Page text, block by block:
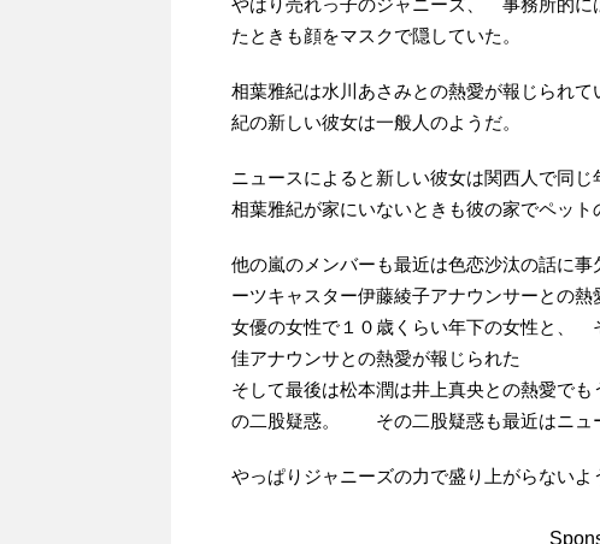
やはり売れっ子のジャニーズ、 事務所的に
たときも顔をマスクで隠していた。
相葉雅紀は水川あさみとの熱愛が報じられ
紀の新しい彼女は一般人のようだ。
ニュースによると新しい彼女は関西人で同
相葉雅紀が家にいないときも彼の家でペット
他の嵐のメンバーも最近は色恋沙汰の話
ーツキャスター伊藤綾子アナウンサーとの
女優の女性で１０歳くらい年下の女性と、
佳アナウンサとの熱愛が報じられた
そして最後は松本潤は井上真央との熱愛で
の二股疑惑。 その二股疑惑も最近はニュ
やっぱりジャニーズの力で盛り上がらないよ